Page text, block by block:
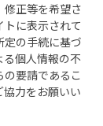
修正等を希望さ
に表示されて
定の手続に基づ
る個人情報の不
要請であるこ
力をお願いい